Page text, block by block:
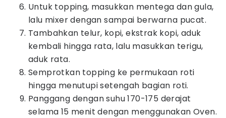
Untuk topping, masukkan mentega dan gula,
lalu mixer dengan sampai berwarna pucat.
Tambahkan telur, kopi, ekstrak kopi, aduk
kembali hingga rata, lalu masukkan terigu,
aduk rata.
Semprotkan topping ke permukaan roti
hingga menutupi setengah bagian roti.
Panggang dengan suhu 170-175 derajat
selama 15 menit dengan menggunakan Oven.